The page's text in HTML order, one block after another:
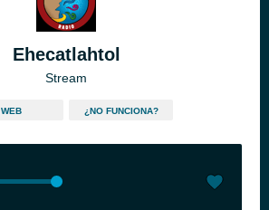
Ehecatlahtol
Stream
WEB ¿NO FUNCIONA?